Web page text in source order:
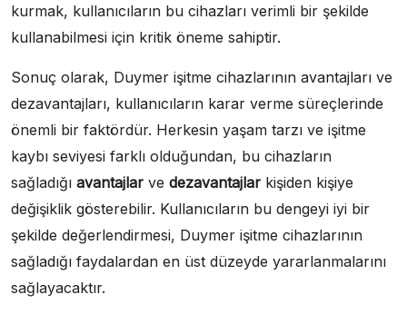
kurmak, kullanıcıların bu cihazları verimli bir şekilde
kullanabilmesi için kritik öneme sahiptir.
Sonuç olarak, Duymer işitme cihazlarının avantajları ve
dezavantajları, kullanıcıların karar verme süreçlerinde
önemli bir faktördür. Herkesin yaşam tarzı ve işitme
kaybı seviyesi farklı olduğundan, bu cihazların
sağladığı avantajlar ve dezavantajlar kişiden kişiye
değişiklik gösterebilir. Kullanıcıların bu dengeyi iyi bir
şekilde değerlendirmesi, Duymer işitme cihazlarının
sağladığı faydalardan en üst düzeyde yararlanmalarını
sağlayacaktır.